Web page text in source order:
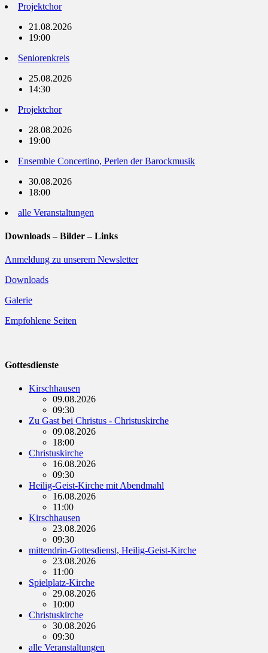
Projektchor
21.08.2026
19:00
Seniorenkreis
25.08.2026
14:30
Projektchor
28.08.2026
19:00
Ensemble Concertino, Perlen der Barockmusik
30.08.2026
18:00
alle Veranstaltungen
Downloads – Bilder – Links
Anmeldung zu unserem Newsletter
Downloads
Galerie
Empfohlene Seiten
Gottesdienste
Kirschhausen
09.08.2026
09:30
Zu Gast bei Christus - Christuskirche
09.08.2026
18:00
Christuskirche
16.08.2026
09:30
Heilig-Geist-Kirche mit Abendmahl
16.08.2026
11:00
Kirschhausen
23.08.2026
09:30
mittendrin-Gottesdienst, Heilig-Geist-Kirche
23.08.2026
11:00
Spielplatz-Kirche
29.08.2026
10:00
Christuskirche
30.08.2026
09:30
alle Veranstaltungen